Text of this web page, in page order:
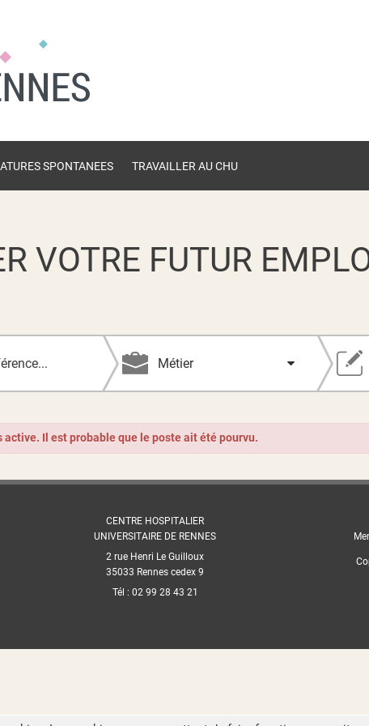
SPONTANEES TRAVAILLER AU CHU
VOTRE FUTUR
Métier
active. Il est probable que le poste ait été pourvu.
CENTRE HOSPITALIER
UNIVERSITAIRE DE RENNES
2 rue Henri Le Guilloux
35033 Rennes cedex 9
Tél : 02 99 28 43 21